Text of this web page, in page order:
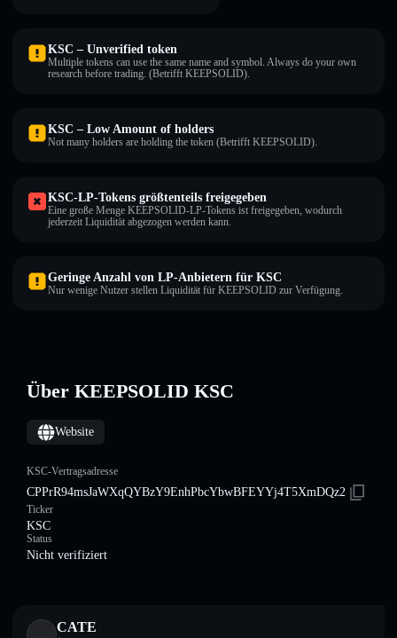
KSC – Unverified token
Multiple tokens can use the same name and symbol. Always do your own
research before trading. (Betrifft KEEPSOLID).
KSC – Low Amount of holders
Not many holders are holding the token (Betrifft KEEPSOLID).
KSC-LP-Tokens größtenteils freigegeben
Eine große Menge KEEPSOLID-LP-Tokens ist freigegeben, wodurch
jederzeit Liquidität abgezogen werden kann.
Geringe Anzahl von LP-Anbietern für KSC
Nur wenige Nutzer stellen Liquidität für KEEPSOLID zur Verfügung.
Über KEEPSOLID KSC
Website
KSC-Vertragsadresse
CPPrR94msJaWXqQYBzY9EnhPbcYbwBFEYYj4T5XmDQz2
Ticker
KSC
Status
Nicht verifiziert
CATE